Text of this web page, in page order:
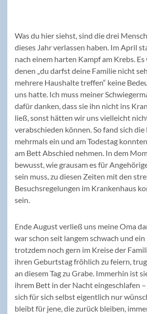
Was du hier siehst, sind die drei
dieses Jahr verlassen haben. Im April
nach einem harten Kampf am Krebs.
denen „du darfst deine Familie nicht
mehrere Haushalte treffen“ keine
uns hatte. Ich muss meiner
dafür danken, dass sie ihn nicht ins
ließ, sonst hätten wir uns vielleicht
verabschieden können. So fand sich die
mehrmals ein und am Todestag
am Bett Abschied nehmen. In dem
bewusst, wie grausam es für
sein muss, zu diesen Zeiten mit den
Besuchsregelungen im Krankenhaus
sein.
Ende August verließ uns meine Oma
war schon seit langem schwach und
trotzdem noch gern im Kreise der
ihren Geburtstag fröhlich zu feiern,
an diesem Tag zu Grabe. Immerhin ist
ihrem Bett in der Nacht eingeschlafen –
sich für sich selbst eigentlich nur
bleibt für jene, die zurück bleiben,